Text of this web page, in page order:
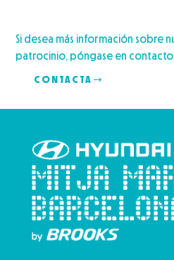
Si desea más información sobre
patrocinio, póngase en
CONTACTA